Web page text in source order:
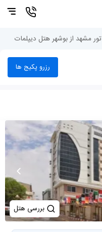
تور مشهد از بوشهر هتل دیپلمات
رزرو پکیج ها
بررسی هتل